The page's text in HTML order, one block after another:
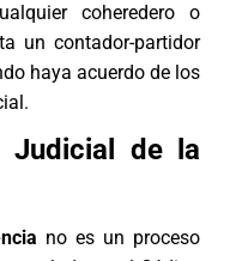
coheredero o
un contador-partidor
haya acuerdo de los
Judicial de la
no es un proceso